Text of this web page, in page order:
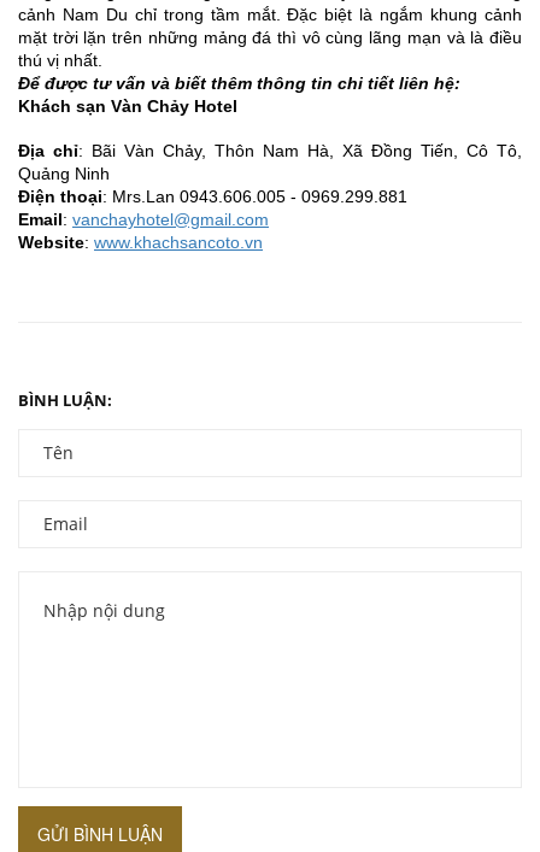
cảnh Nam Du chỉ trong tầm mắt. Đặc biệt là ngắm khung cảnh
mặt trời lặn trên những mảng đá thì vô cùng lãng mạn và là điều
thú vị nhất.
Để được tư vấn và biết thêm thông tin chi tiết liên hệ:
Khách sạn Vàn Chảy Hotel
Địa chỉ: Bãi Vàn Chảy, Thôn Nam Hà, Xã Đồng Tiến, Cô Tô,
Quảng Ninh
Điện thoại: Mrs.Lan 0943.606.005 - 0969.299.881
Email: vanchayhotel@gmail.com
Website: www.khachsancoto.vn
BÌNH LUẬN:
GỬI BÌNH LUẬN